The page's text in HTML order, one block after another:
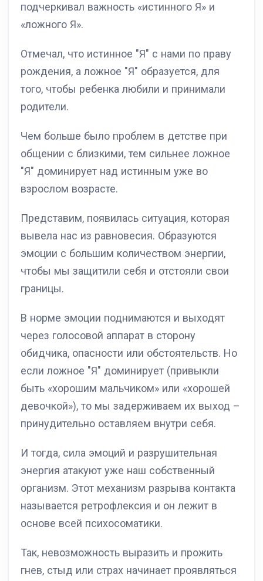
подчеркивал важность «истинного Я» и
«ложного Я».
Отмечал, что истинное "Я" с нами по праву
рождения, а ложное "Я" образуется, для
того, чтобы ребенка любили и принимали
родители.
Чем больше было проблем в детстве при
общении с близкими, тем сильнее ложное
"Я" доминирует над истинным уже во
взрослом возрасте.
Представим, появилась ситуация, которая
вывела нас из равновесия. Образуются
эмоции с большим количеством энергии,
чтобы мы защитили себя и отстояли свои
границы.
В норме эмоции поднимаются и выходят
через голосовой аппарат в сторону
обидчика, опасности или обстоятельств. Но
если ложное "Я" доминирует (привыкли
быть «хорошим мальчиком» или «хорошей
девочкой»), то мы задерживаем их выход –
принудительно оставляем внутри себя.
И тогда, сила эмоций и разрушительная
энергия атакуют уже наш собственный
организм. Этот механизм разрыва контакта
называется ретрофлексия и он лежит в
основе всей психосоматики.
Так, невозможность выразить и прожить
гнев, стыд или страх начинает проявляться